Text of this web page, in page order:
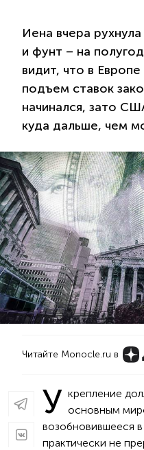
Иена вчера
и фунт – на
видит, что в
подъем ставок
начинался, зато
куда дальше, чем
Читайте Monocle.ru в
У крепление
основным
возобновившееся
практически не